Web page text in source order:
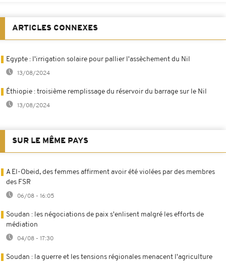
ARTICLES CONNEXES
Egypte : l'irrigation solaire pour pallier l'assèchement du Nil
13/08/2024
Éthiopie : troisième remplissage du réservoir du barrage sur le Nil
13/08/2024
SUR LE MÊME PAYS
A El-Obeid, des femmes affirment avoir été violées par des membres
des FSR
06/08 - 16:05
Soudan : les négociations de paix s'enlisent malgré les efforts de
médiation
04/08 - 17:30
Soudan : la guerre et les tensions régionales menacent l'agriculture